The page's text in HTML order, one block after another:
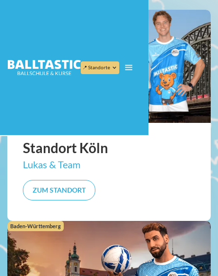
📍 Standorte
Standort Köln
Lukas & Team
ZUM STANDORT
Baden-Württemberg